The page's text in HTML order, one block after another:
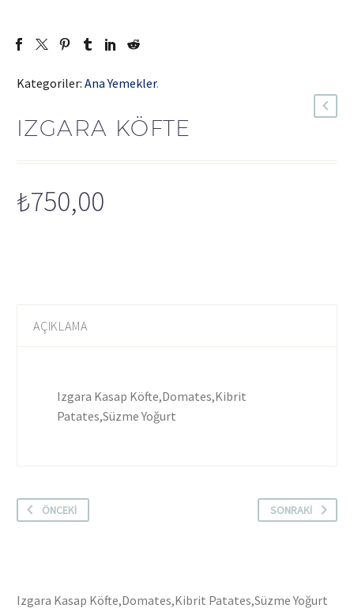
Kategoriler: Ana Yemekler.
IZGARA KÖFTE
₺750,00
AÇIKLAMA
Izgara Kasap Köfte,Domates,Kibrit
Patates,Süzme Yoğurt
ÖNCEKI SONRAKI
Izgara Kasap Köfte,Domates,Kibrit Patates,Süzme Yoğurt